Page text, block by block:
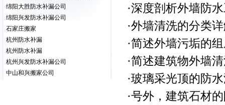
绵阳大胜防水补漏公司
绵阳兴发防水补漏公司
石家庄搬家
杭州防水补漏
杭州防水补漏
杭州兴发防水补漏公司
中山和兴搬家公司
·深度剖析外墙防
·外墙清洗的分类
·简述外墙污垢的
·简述建筑物外墙
·玻璃采光顶的防
·号外，建筑石材